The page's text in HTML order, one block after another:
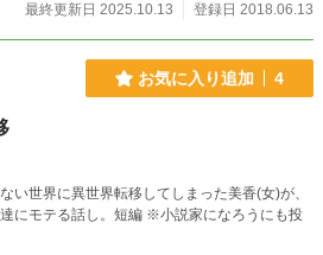
最終更新日 2025.10.13
登録日 2018.06.13
お気に入り追加 4
い世界に異世界転移してしまった美香(女)が、
にモテる話し。短編 ※小説家になろうにも投